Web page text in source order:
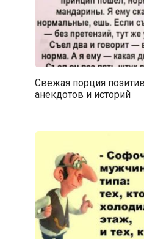
Свежая порция
анекдотов и историй